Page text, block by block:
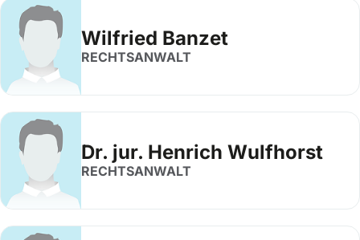
Wilfried Banzet
RECHTSANWALT
Dr. jur. Henrich Wulfhorst
RECHTSANWALT